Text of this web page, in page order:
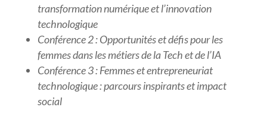
transformation numérique et l’innovation
technologique
Conférence 2 : Opportunités et défis pour les
femmes dans les métiers de la Tech et de l’IA
Conférence 3 : Femmes et entrepreneuriat
technologique : parcours inspirants et impact
social